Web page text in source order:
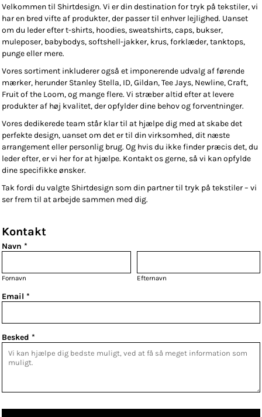
Velkommen til Shirtdesign. Vi er din destination for tryk på tekstiler, vi
har en bred vifte af produkter, der passer til enhver lejlighed. Uanset
om du leder efter t-shirts, hoodies, sweatshirts, caps, bukser,
muleposer, babybodys, softshell-jakker, krus, forklæder, tanktops,
punge eller mere.
Vores sortiment inkluderer også et imponerende udvalg af førende
mærker, herunder Stanley Stella, ID, Gildan, Tee Jays, Newline, Craft,
Fruit of the Loom, og mange flere. Vi stræber altid efter at levere
produkter af høj kvalitet, der opfylder dine behov og forventninger.
Vores dedikerede team står klar til at hjælpe dig med at skabe det
perfekte design, uanset om det er til din virksomhed, dit næste
arrangement eller personlig brug. Og hvis du ikke finder præcis det, du
leder efter, er vi her for at hjælpe. Kontakt os gerne, så vi kan opfylde
dine specifikke ønsker.
Tak fordi du valgte Shirtdesign som din partner til tryk på tekstiler – vi
ser frem til at arbejde sammen med dig.
Kontakt
Navn *
Fornavn Efternavn
Email *
Besked *